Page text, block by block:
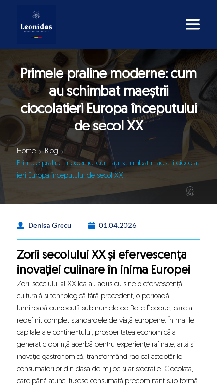
Primele praline moderne: cum
au schimbat maeștrii
ciocolatieri Europa începutului
de secol XX
Home
Blog
Primele praline moderne: cum au schimbat maeștrii ciocolat
ieri Europa începutului de secol XX
Denisa Grecu 01.04.2026
Zorii secolului XX și efervescența
inovației culinare în inima Europei
Zorii secolului al XX-lea au adus cu sine o efervescență
culturală și tehnologică fără precedent, o perioadă
luminoasă cunoscută sub numele de Belle Époque, care a
redefinit complet standardele de viață europene. În marile
capitale ale continentului, prosperitatea economică a
generat o dorință acerbă pentru experiențe rafinate, artă și
inovație gastronomică, transformând radical așteptările
consumatorilor din clasa de mijloc și aristocrație. Ciocolata,
care până atunci fusese consumată predominant sub formă